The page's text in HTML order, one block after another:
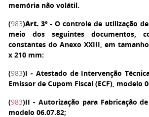
memória não volátil.
(983)Art. 3º- O controle de utilização
meio dos seguintes documentos,
constantes do Anexo XXIII, em
x 210 mm:
(983)I - Atestado de Intervenção
Emissor de Cupom Fiscal (ECF), modelo
(983)II - Autorização para Fabricação de
modelo 06.07.82;